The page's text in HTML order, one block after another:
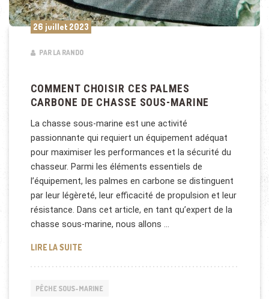
26 juillet 2023
PAR LA RANDO
COMMENT CHOISIR CES PALMES
CARBONE DE CHASSE SOUS-MARINE
La chasse sous-marine est une activité
passionnante qui requiert un équipement adéquat
pour maximiser les performances et la sécurité du
chasseur. Parmi les éléments essentiels de
l’équipement, les palmes en carbone se distinguent
par leur légèreté, leur efficacité de propulsion et leur
résistance. Dans cet article, en tant qu’expert de la
chasse sous-marine, nous allons …
LIRE LA SUITECOMMENT CHOISIR CES PALMES CARBONE DE
PÊCHE SOUS-MARINE